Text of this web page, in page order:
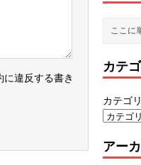
違反する書き
カテ
カテゴ
アー